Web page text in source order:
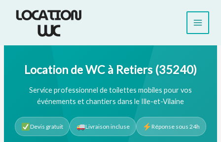
Location de WC à Retiers (35240)
Service professionnel de toilettes mobiles pour vos
événements et chantiers dans le Ille-et-Vilaine
Devis gratuit Livraison incluse Réponse sous 24h